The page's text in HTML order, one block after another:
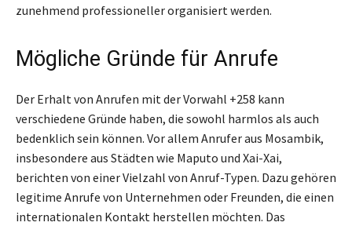
zunehmend professioneller organisiert werden.
Mögliche Gründe für Anrufe
Der Erhalt von Anrufen mit der Vorwahl +258 kann
verschiedene Gründe haben, die sowohl harmlos als auch
bedenklich sein können. Vor allem Anrufer aus Mosambik,
insbesondere aus Städten wie Maputo und Xai-Xai,
berichten von einer Vielzahl von Anruf-Typen. Dazu gehören
legitime Anrufe von Unternehmen oder Freunden, die einen
internationalen Kontakt herstellen möchten. Das